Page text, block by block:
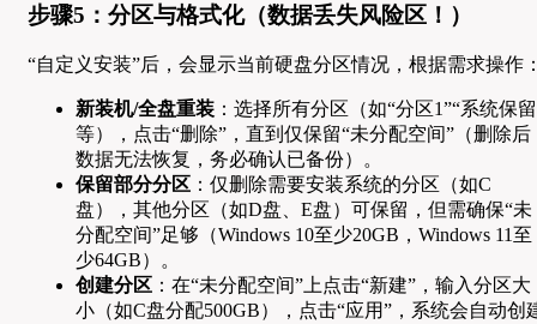
步骤5：分区与格式化（数据丢失风险区！）
“自定义安装”后，会显示当前硬盘分区情况，根据需求操作
新装机/全盘重装 ：选择所有分区（如“分区1”“系统保
等），点击“删除”，直到仅保留“未分配空间”（删除后
数据无法恢复，务必确认已备份）。
保留部分分区 ：仅删除需要安装系统的分区（如C
盘），其他分区（如D盘、E盘）可保留，但需确保“未
分配空间”足够（Windows 10至少20GB，Windows 11至
少64GB）。
创建分区 ：在“未分配空间”上点击“新建”，输入分区大
小（如C盘分配500GB），点击“应用”，系统会自动创